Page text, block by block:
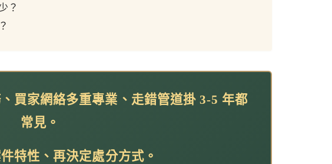
？
買家網絡多重專業、走錯管道掛 3-5 年都
常見。
特性、再決定處分方式。